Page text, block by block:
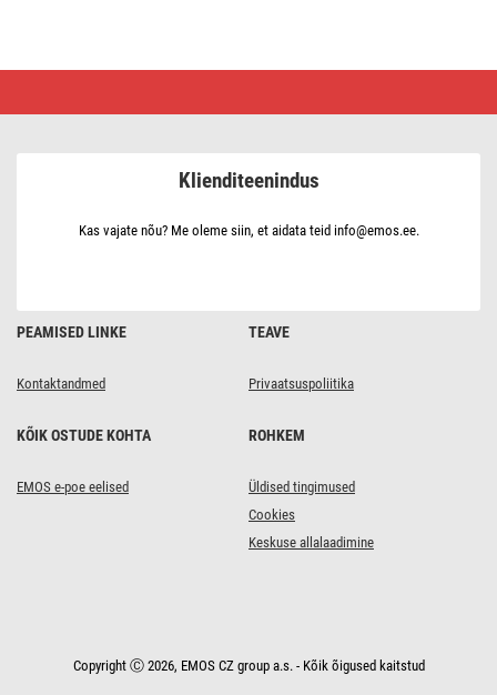
PEAMISED LINKE
Kontaktandmed
TEAVE
Privaatsuspoliitika
KÕIK OSTUDE KOHTA
EMOS e-poe eelised
ROHKEM
Üldised tingimused
Cookies
Keskuse allalaadimine
Klienditeenindus
Kas vajate nõu? Me oleme siin, et aidata teid info@emos.ee.
Copyright Ⓒ 2026, EMOS CZ group a.s. - Kõik õigused kaitstud